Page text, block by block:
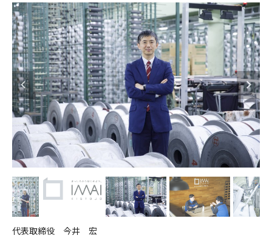
代表取締役 今井 宏